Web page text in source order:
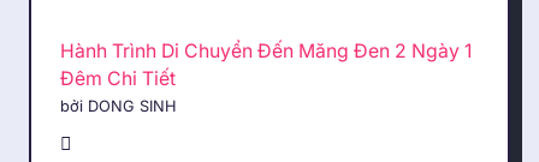
Hành Trình Di Chuyển Đến Măng Đen 2 Ngày 1
Đêm Chi Tiết
bởi DONG SINH